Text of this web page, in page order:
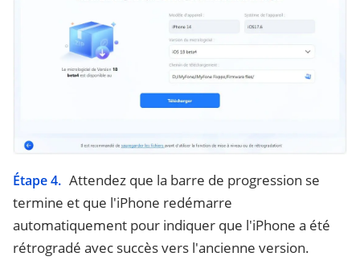
Étape 4. Attendez que la barre de progression se
termine et que l'iPhone redémarre
automatiquement pour indiquer que l'iPhone a été
rétrogradé avec succès vers l'ancienne version.